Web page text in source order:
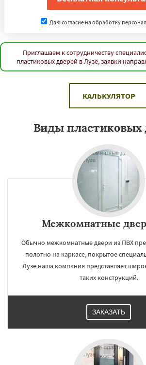
Даю согласие на обработку
Приглашаем к сотрудничеству
пластиковых дверей в Лузе, заявки
КАЛЬКУЛЯТОР
Виды пластиковых
Межкомнатные
Обычно межкомнатные двери из ПВХ
полотно на каркасе, покрытое
Лузе наша компания представляет
таких конструкций.
ЗАКАЗАТЬ